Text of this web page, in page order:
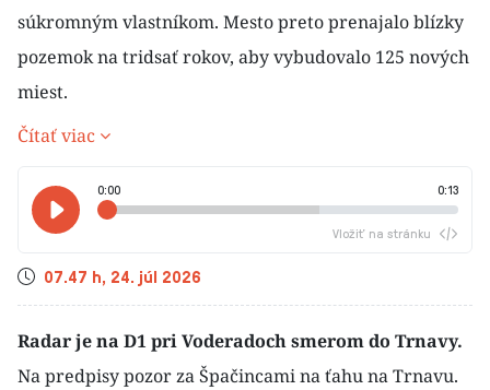
Čas
07.47 h, 24. júl 2026
súkromným vlastníkom. Mesto preto prenajalo blízky
pozemok na tridsať rokov, aby vybudovalo 125 nových
miest.
Čítať viac
0:00 0:13
Vložiť na stránku
Radar je na D1 pri Voderadoch smerom do Trnavy.
Na predpisy pozor za Špačincami na ťahu na Trnavu.